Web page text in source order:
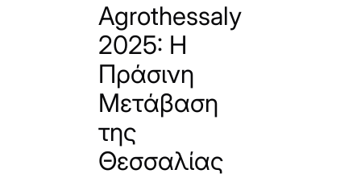
Agrothessaly
2025: Η
Πράσινη
Μετάβαση
της
Θεσσαλίας